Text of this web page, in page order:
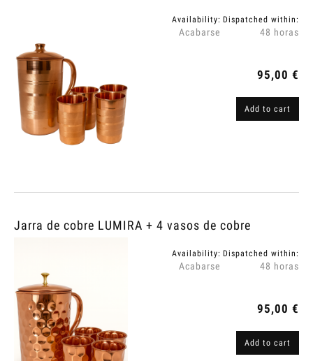
Availability:
Acabarse
Dispatched within:
48 horas
95,00 €
Add to cart
Jarra de cobre LUMIRA + 4 vasos de cobre
Availability:
Acabarse
Dispatched within:
48 horas
95,00 €
Add to cart